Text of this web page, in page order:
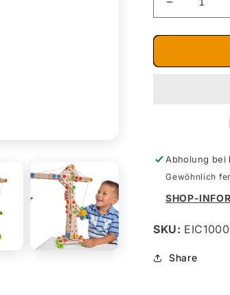
Verringere
die
Menge
Abholung bei
Gewöhnlich
SHOP-
SKU:
Share